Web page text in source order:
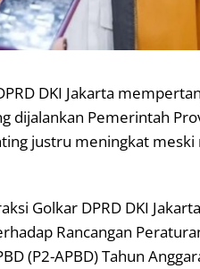
DKI Jakarta
dijalankan Pemerintah
justru meningkat meski
Golkar DPRD DKI
Rancangan
(P2-APBD) Tahun